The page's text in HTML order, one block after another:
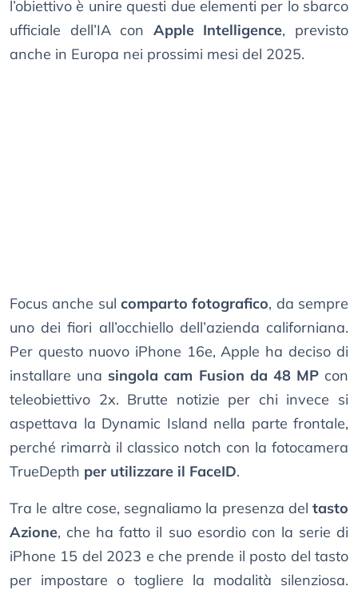
l’obiettivo è unire questi due elementi per lo sbarco
ufficiale dell’IA con Apple Intelligence, previsto
anche in Europa nei prossimi mesi del 2025.
Focus anche sul comparto fotografico, da sempre
uno dei fiori all’occhiello dell’azienda californiana.
Per questo nuovo iPhone 16e, Apple ha deciso di
installare una singola cam Fusion da 48 MP con
teleobiettivo 2x. Brutte notizie per chi invece si
aspettava la Dynamic Island nella parte frontale,
perché rimarrà il classico notch con la fotocamera
TrueDepth per utilizzare il FaceID.
Tra le altre cose, segnaliamo la presenza del tasto
Azione, che ha fatto il suo esordio con la serie di
iPhone 15 del 2023 e che prende il posto del tasto
per impostare o togliere la modalità silenziosa.